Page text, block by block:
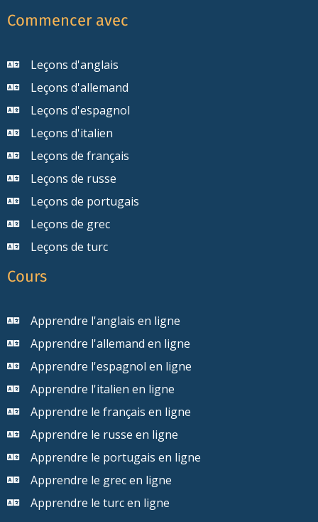
Commencer avec
Leçons d'anglais
Leçons d'allemand
Leçons d'espagnol
Leçons d'italien
Leçons de français
Leçons de russe
Leçons de portugais
Leçons de grec
Leçons de turc
Cours
Apprendre l'anglais en ligne
Apprendre l'allemand en ligne
Apprendre l'espagnol en ligne
Apprendre l'italien en ligne
Apprendre le français en ligne
Apprendre le russe en ligne
Apprendre le portugais en ligne
Apprendre le grec en ligne
Apprendre le turc en ligne